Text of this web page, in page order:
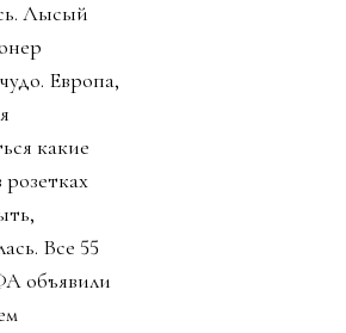
Лысый
Европа,
какие
Все 55
объявили